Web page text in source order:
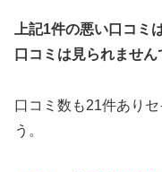
上記1件の悪い口コミ
口コミは見られません
口コミ数も21件あり
う。